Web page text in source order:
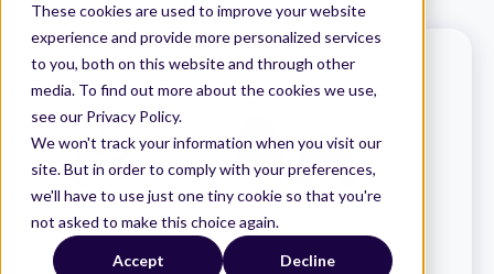
These cookies are used to improve your website
experience and provide more personalized services
to you, both on this website and through other
media. To find out more about the cookies we use,
see our Privacy Policy.
We won't track your information when you visit our
site. But in order to comply with your preferences,
we'll have to use just one tiny cookie so that you're
not asked to make this choice again.
Accept Decline